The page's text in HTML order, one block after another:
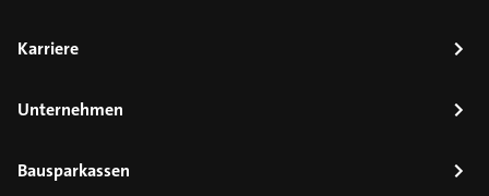
Karriere
Unternehmen
Bausparkassen